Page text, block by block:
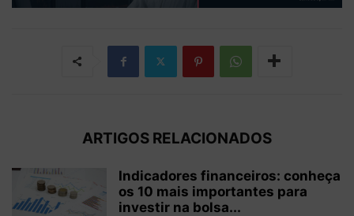
ARTIGOS RELACIONADOS
Indicadores financeiros: conheça
os 10 mais importantes para
investir na bolsa...